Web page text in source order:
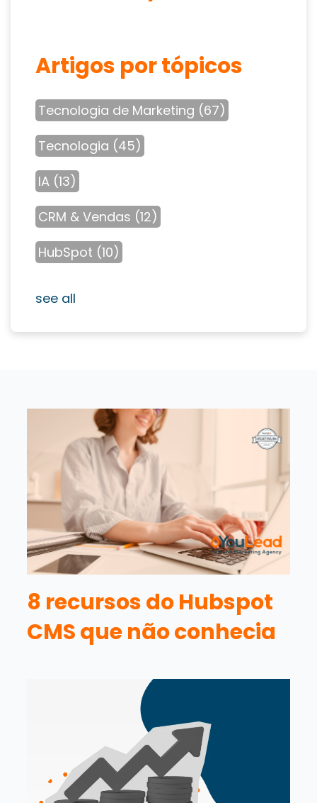
Artigos por tópicos
Tecnologia de Marketing (67)
Tecnologia (45)
IA (13)
CRM & Vendas (12)
HubSpot (10)
see all
8 recursos do Hubspot
CMS que não conhecia